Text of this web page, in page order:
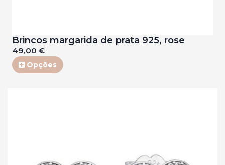
Brincos margarida de prata 925, rose
49,00 €
Opções